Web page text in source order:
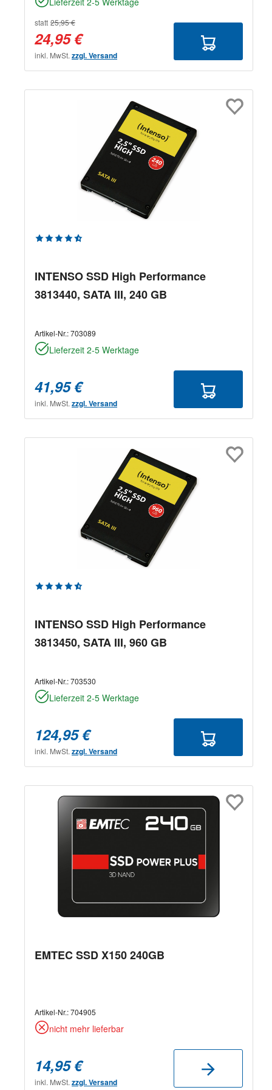
statt 25,95 €
24,95 €
inkl. MwSt. zzgl. Versand
Durchschnittliche Bewertung von 4.8 von 5 Sternen
INTENSO SSD High Performance
3813440, SATA III, 240 GB
Artikel-Nr.:703089
Lieferzeit 2-5 Werktage
41,95 €
inkl. MwSt. zzgl. Versand
Durchschnittliche Bewertung von 4.8 von 5 Sternen
INTENSO SSD High Performance
3813450, SATA III, 960 GB
Artikel-Nr.:703530
Lieferzeit 2-5 Werktage
124,95 €
inkl. MwSt. zzgl. Versand
EMTEC SSD X150 240GB
Artikel-Nr.:704905
nicht mehr lieferbar
14,95 €
inkl. MwSt. zzgl. Versand